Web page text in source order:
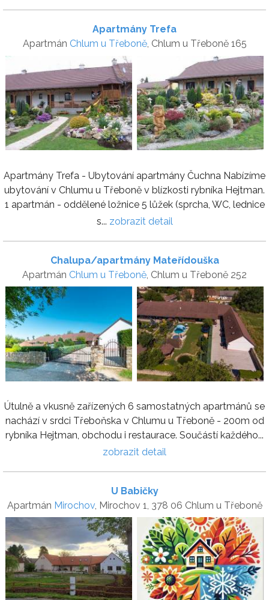
Apartmány Trefa
Apartmán Chlum u Třeboně, Chlum u Třeboně 165
Apartmány Trefa - Ubytování apartmány Čuchna Nabízíme
ubytování v Chlumu u Třeboně v blízkosti rybníka Hejtman.
1 apartmán - oddělené ložnice 5 lůžek (sprcha, WC, lednice
s... zobrazit detail
Chalupa/apartmány Mateřídouška
Apartmán Chlum u Třeboně , Chlum u Třeboně 252
Útulně a vkusně zařízených 6 samostatných apartmánů se
nachází v srdci Třeboňska v Chlumu u Třeboně - 200m od
rybníka Hejtman, obchodu i restaurace. Součástí každého...
zobrazit detail
U Babičky
Apartmán Mirochov, Mirochov 1, 378 06 Chlum u Třeboně